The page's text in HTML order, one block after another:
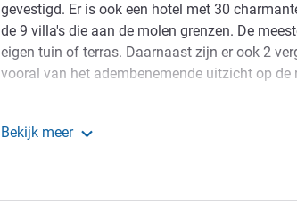
gevestigd. Er is ook een hotel met 30
de 9 villa's die aan de molen grenzen. De
eigen tuin of terras. Daarnaast zijn er ook 2
vooral van het adembenemende uitzicht op de
Toulouse, dicht bij Agen, Cahors en Bergerac,
Bekijk meer